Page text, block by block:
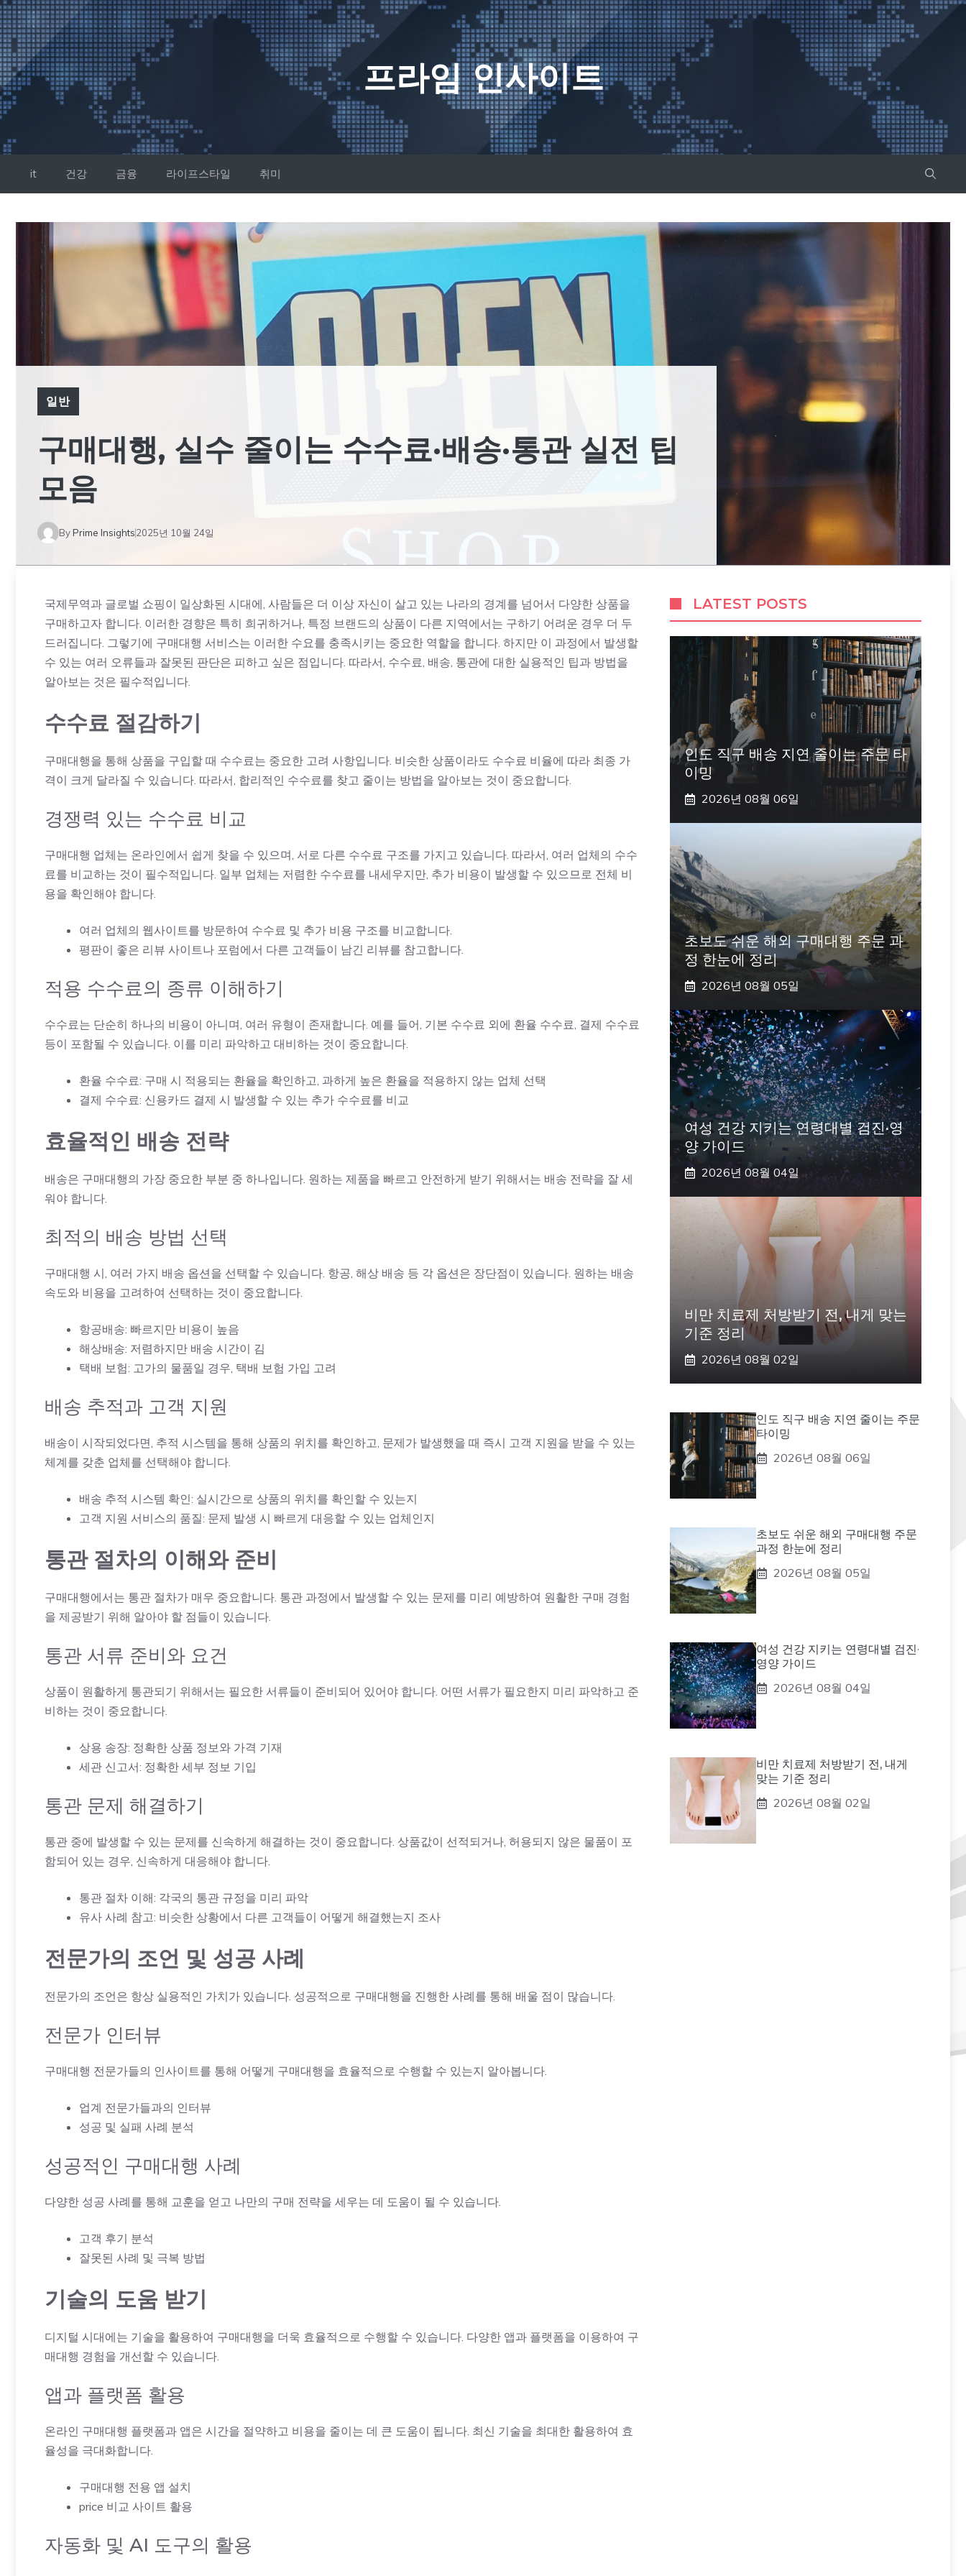
컨
텐
츠
로
건
너
기
프라임 인사이트
it 건강 금융 라이프스타일 취미
일반
구매대행, 실수 줄이는 수수료·배송·통관 실전 팁
모음
ByPrime Insights2025년 10월 24일
국제무역과 글로벌 쇼핑이 일상화된 시대에, 사람들은 더 이상 자신이 살고 있는 나라의 경계를 넘어서 다양한 상품을
구매하고자 합니다. 이러한 경향은 특히 희귀하거나, 특정 브랜드의 상품이 다른 지역에서는 구하기 어려운 경우 더 두
드러집니다. 그렇기에 구매대행 서비스는 이러한 수요를 충족시키는 중요한 역할을 합니다. 하지만 이 과정에서 발생할
수 있는 여러 오류들과 잘못된 판단은 피하고 싶은 점입니다. 따라서, 수수료, 배송, 통관에 대한 실용적인 팁과 방법을
알아보는 것은 필수적입니다.
수수료 절감하기
구매대행을 통해 상품을 구입할 때 수수료는 중요한 고려 사항입니다. 비슷한 상품이라도 수수료 비율에 따라 최종 가
격이 크게 달라질 수 있습니다. 따라서, 합리적인 수수료를 찾고 줄이는 방법을 알아보는 것이 중요합니다.
경쟁력 있는 수수료 비교
구매대행 업체는 온라인에서 쉽게 찾을 수 있으며, 서로 다른 수수료 구조를 가지고 있습니다. 따라서, 여러 업체의 수수
료를 비교하는 것이 필수적입니다. 일부 업체는 저렴한 수수료를 내세우지만, 추가 비용이 발생할 수 있으므로 전체 비
용을 확인해야 합니다.
여러 업체의 웹사이트를 방문하여 수수료 및 추가 비용 구조를 비교합니다.
평판이 좋은 리뷰 사이트나 포럼에서 다른 고객들이 남긴 리뷰를 참고합니다.
적용 수수료의 종류 이해하기
수수료는 단순히 하나의 비용이 아니며, 여러 유형이 존재합니다. 예를 들어, 기본 수수료 외에 환율 수수료, 결제 수수료
등이 포함될 수 있습니다. 이를 미리 파악하고 대비하는 것이 중요합니다.
환율 수수료: 구매 시 적용되는 환율을 확인하고, 과하게 높은 환율을 적용하지 않는 업체 선택
결제 수수료: 신용카드 결제 시 발생할 수 있는 추가 수수료를 비교
효율적인 배송 전략
배송은 구매대행의 가장 중요한 부분 중 하나입니다. 원하는 제품을 빠르고 안전하게 받기 위해서는 배송 전략을 잘 세
워야 합니다.
최적의 배송 방법 선택
구매대행 시, 여러 가지 배송 옵션을 선택할 수 있습니다. 항공, 해상 배송 등 각 옵션은 장단점이 있습니다. 원하는 배송
속도와 비용을 고려하여 선택하는 것이 중요합니다.
항공배송: 빠르지만 비용이 높음
해상배송: 저렴하지만 배송 시간이 김
택배 보험: 고가의 물품일 경우, 택배 보험 가입 고려
배송 추적과 고객 지원
배송이 시작되었다면, 추적 시스템을 통해 상품의 위치를 확인하고, 문제가 발생했을 때 즉시 고객 지원을 받을 수 있는
체계를 갖춘 업체를 선택해야 합니다.
배송 추적 시스템 확인: 실시간으로 상품의 위치를 확인할 수 있는지
고객 지원 서비스의 품질: 문제 발생 시 빠르게 대응할 수 있는 업체인지
통관 절차의 이해와 준비
구매대행에서는 통관 절차가 매우 중요합니다. 통관 과정에서 발생할 수 있는 문제를 미리 예방하여 원활한 구매 경험
을 제공받기 위해 알아야 할 점들이 있습니다.
통관 서류 준비와 요건
상품이 원활하게 통관되기 위해서는 필요한 서류들이 준비되어 있어야 합니다. 어떤 서류가 필요한지 미리 파악하고 준
비하는 것이 중요합니다.
상용 송장: 정확한 상품 정보와 가격 기재
세관 신고서: 정확한 세부 정보 기입
통관 문제 해결하기
통관 중에 발생할 수 있는 문제를 신속하게 해결하는 것이 중요합니다. 상품값이 선적되거나, 허용되지 않은 물품이 포
함되어 있는 경우, 신속하게 대응해야 합니다.
통관 절차 이해: 각국의 통관 규정을 미리 파악
유사 사례 참고: 비슷한 상황에서 다른 고객들이 어떻게 해결했는지 조사
전문가의 조언 및 성공 사례
전문가의 조언은 항상 실용적인 가치가 있습니다. 성공적으로 구매대행을 진행한 사례를 통해 배울 점이 많습니다.
전문가 인터뷰
구매대행 전문가들의 인사이트를 통해 어떻게 구매대행을 효율적으로 수행할 수 있는지 알아봅니다.
업계 전문가들과의 인터뷰
성공 및 실패 사례 분석
성공적인 구매대행 사례
다양한 성공 사례를 통해 교훈을 얻고 나만의 구매 전략을 세우는 데 도움이 될 수 있습니다.
고객 후기 분석
잘못된 사례 및 극복 방법
기술의 도움 받기
디지털 시대에는 기술을 활용하여 구매대행을 더욱 효율적으로 수행할 수 있습니다. 다양한 앱과 플랫폼을 이용하여 구
매대행 경험을 개선할 수 있습니다.
앱과 플랫폼 활용
온라인 구매대행 플랫폼과 앱은 시간을 절약하고 비용을 줄이는 데 큰 도움이 됩니다. 최신 기술을 최대한 활용하여 효
율성을 극대화합니다.
구매대행 전용 앱 설치
price 비교 사이트 활용
자동화 및 AI 도구의 활용
LATEST POSTS
인도 직구 배송 지연 줄이는 주문 타
이밍
2026년 08월 06일
초보도 쉬운 해외 구매대행 주문 과
정 한눈에 정리
2026년 08월 05일
여성 건강 지키는 연령대별 검진·영
양 가이드
2026년 08월 04일
비만 치료제 처방받기 전, 내게 맞는
기준 정리
2026년 08월 02일
인도 직구 배송 지연 줄이는 주문
타이밍
2026년 08월 06일
초보도 쉬운 해외 구매대행 주문
과정 한눈에 정리
2026년 08월 05일
여성 건강 지키는 연령대별 검진·
영양 가이드
2026년 08월 04일
비만 치료제 처방받기 전, 내게
맞는 기준 정리
2026년 08월 02일